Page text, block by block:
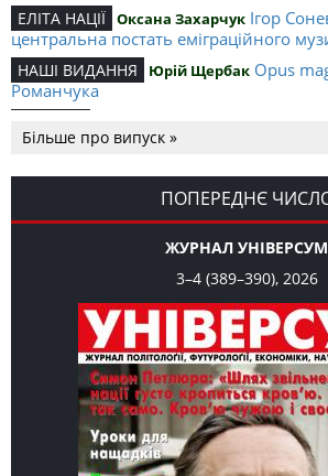
ЕЛІТА НАЦІЇ Оксана Захарчук Ігор
центральна постать еміграційного
НАШІ ВИДАННЯ Юрій Щербак Opus
Романчука
Романчука
СЛОВО РЕДАКЦІЙНЕ Олег К. Романчук
як уособлення української
Більше про випуск »
ПОПЕРЕДНЄ
ЖУРНАЛ УНІВЕРСУМ
3–4 (389–390), 2026